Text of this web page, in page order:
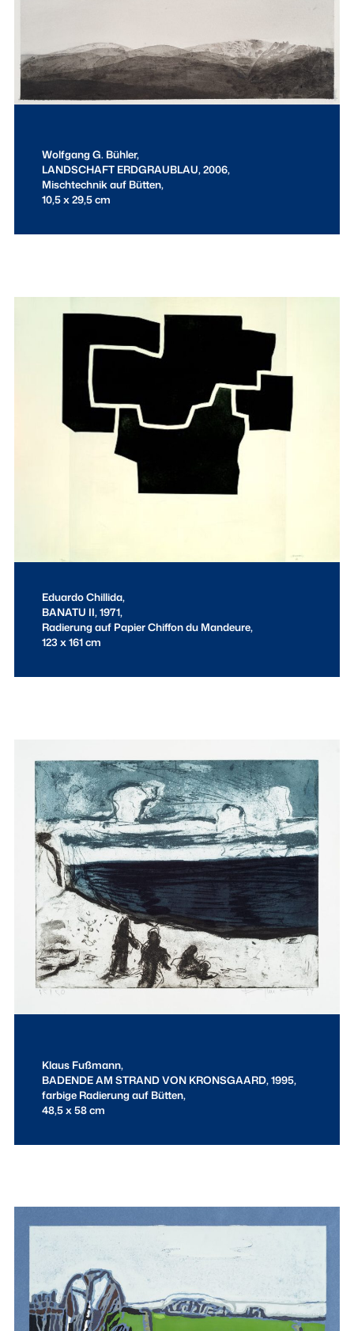
Wolfgang G. Bühler,
LANDSCHAFT ERDGRAUBLAU, 2006,
Mischtechnik auf Bütten,
10,5 x 29,5 cm
Eduardo Chillida,
BANATU II, 1971,
Radierung auf Papier Chiffon du Mandeure,
123 x 161 cm
Klaus Fußmann,
BADENDE AM STRAND VON KRONSGAARD, 1995,
farbige Radierung auf Bütten,
48,5 x 58 cm